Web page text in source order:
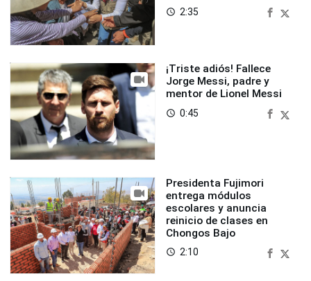
access_time 2:35
¡Triste adiós! Fallece
Jorge Messi, padre y
mentor de Lionel Messi
access_time 0:45
Presidenta Fujimori
entrega módulos
escolares y anuncia
reinicio de clases en
Chongos Bajo
access_time 2:10